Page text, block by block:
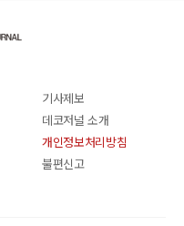
기사제보
데코저널 소개
개인정보처리방침
불편신고